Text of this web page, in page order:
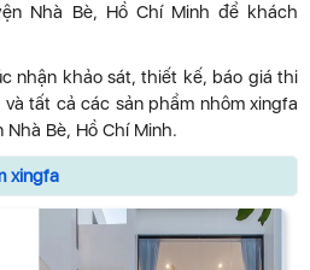
Nhà Bè, Hồ Chí Minh để khách
nhận khảo sát, thiết kế, báo giá thi
tất cả các sản phẩm nhôm xingfa
Bè, Hồ Chí Minh.
xingfa